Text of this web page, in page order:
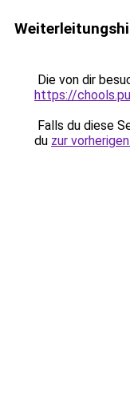
Die von dir
https://
Falls du diese
du zur